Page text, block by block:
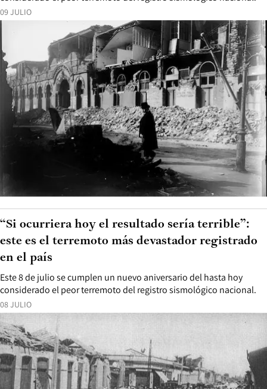
09 JULIO
08 JULIO
Este 8 de julio se cumplen un nuevo aniversario del hasta hoy
considerado el peor terremoto del registro sismológico nacional.
“Si ocurriera hoy el resultado sería terrible”:
este es el terremoto más devastador registrado
en el país